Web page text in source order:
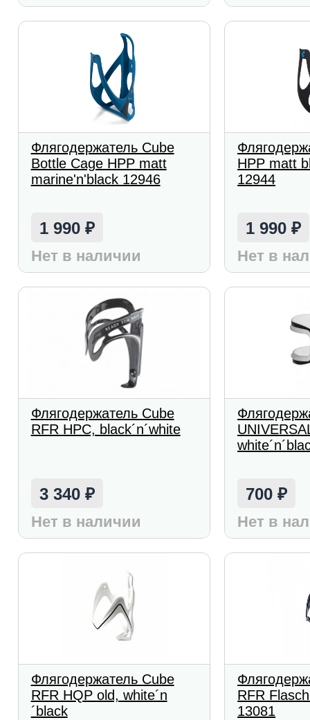
Флягодержатель Cube
Bottle Cage HPP matt
marine'n'black 12946
1 990 ₽
Нет в наличии
HPP matt
12944
1 990₽
Нет в
Флягодержатель Cube
RFR HPC, black´n´white
3 340 ₽
Нет в наличии
700₽
Нет в
Флягодержатель Cube
RFR HQP old, white´n
´black
RFR
13081